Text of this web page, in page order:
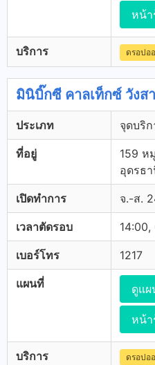
หน้า
บริการ ดรอปอ
มินิบิ๊กซี คาลเท็กซ์ วังส
ประเภท จุดบริ
ที่อยู่
159 ห
อุดรธ
เปิดทำการ จ.-ส.
เวลาตัดรอบ
เบอร์โทร 1217
แผนที่ ดูแผ
หน้า
บริการ ดรอปอ